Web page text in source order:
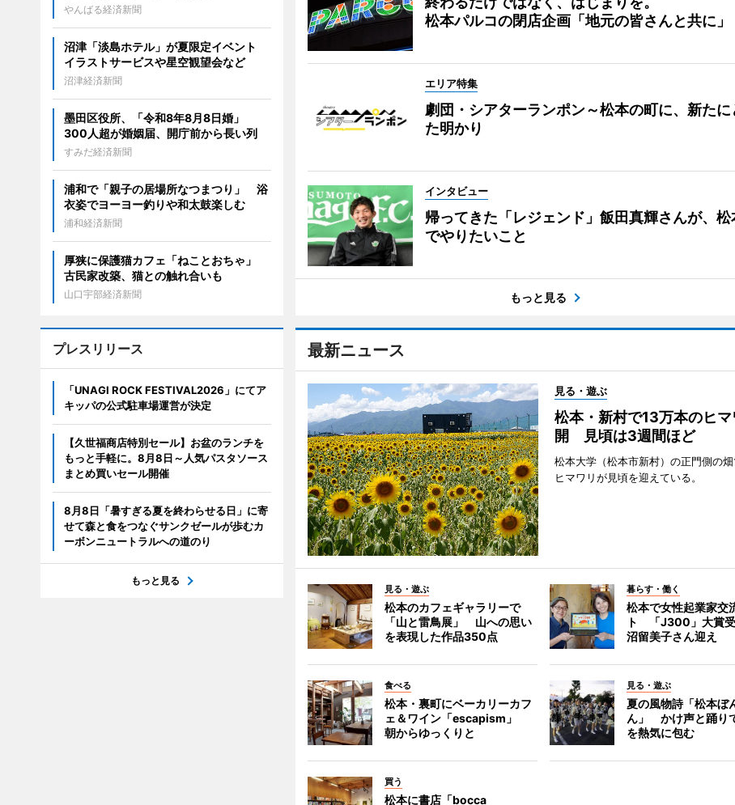
松本パルコの閉店企画「地元の皆さんと共に」
エリア特集
劇団・シアターランポン～松本の町に、新たに
た明かり
インタビュー
帰ってきた「レジェンド」飯田真輝さんが、松
でやりたいこと
もっと見る
最新ニュース
見る・遊ぶ
松本・新村で13万本のヒマ
開 見頃は3週間ほど
松本大学（松本市新村）の正門側の畑
ヒマワリが見頃を迎えている。
見る・遊ぶ
松本のカフェギャラリーで
「山と雷鳥展」 山への思い
を表現した作品350点
暮らす・働く
松本で女性起業家交
ト 「J300」大賞
沼留美子さん迎え
食べる
松本・裏町にベーカリーカフ
ェ＆ワイン「escapism」
朝からゆっくりと
見る・遊ぶ
夏の風物詩「松本ぼ
ん」 かけ声と踊り
を熱気に包む
買う
松本に書店「bocca
やんばる経済新聞
沼津「淡島ホテル」が夏限定イベント
イラストサービスや星空観望会など
沼津経済新聞
墨田区役所、「令和8年8月8日婚」
300人超が婚姻届、開庁前から長い列
すみだ経済新聞
浦和で「親子の居場所なつまつり」 浴
衣姿でヨーヨー釣りや和太鼓楽しむ
浦和経済新聞
厚狭に保護猫カフェ「ねことおちゃ」
古民家改築、猫との触れ合いも
山口宇部経済新聞
プレスリリース
「UNAGI ROCK FESTIVAL2026」にてア
キッパの公式駐車場運営が決定
【久世福商店特別セール】お盆のランチを
もっと手軽に。8月8日～人気パスタソース
まとめ買いセール開催
8月8日「暑すぎる夏を終わらせる日」に寄
せて森と食をつなぐサンクゼールが歩むカ
ーボンニュートラルへの道のり
もっと見る